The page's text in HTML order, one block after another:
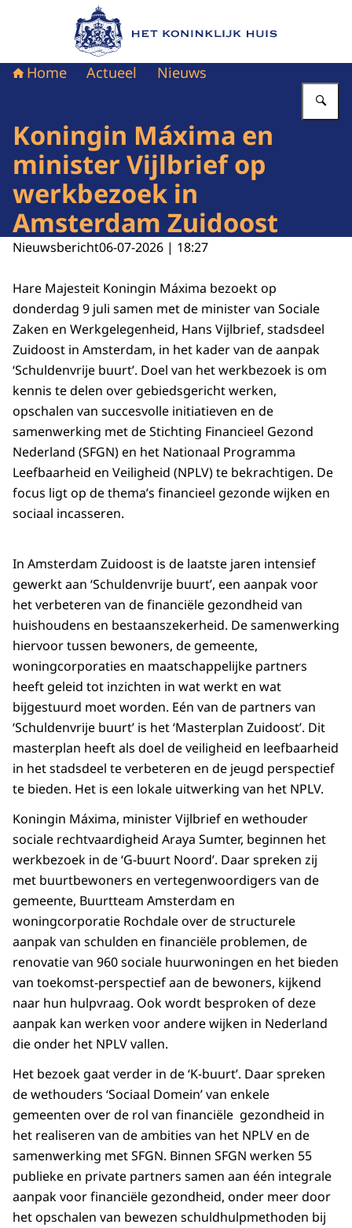
Naar de homepage van Het Koninklijk Huis
Home Actueel Nieuws
Koningin Máxima en
minister Vijlbrief op
werkbezoek in
Amsterdam Zuidoost
Nieuwsbericht06-07-2026 | 18:27
Hare Majesteit Koningin Máxima bezoekt op
donderdag 9 juli samen met de minister van Sociale
Zaken en Werkgelegenheid, Hans Vijlbrief, stadsdeel
Zuidoost in Amsterdam, in het kader van de aanpak
‘Schuldenvrije buurt’. Doel van het werkbezoek is om
kennis te delen over gebiedsgericht werken,
opschalen van succesvolle initiatieven en de
samenwerking met de Stichting Financieel Gezond
Nederland (SFGN) en het Nationaal Programma
Leefbaarheid en Veiligheid (NPLV) te bekrachtigen. De
focus ligt op de thema’s financieel gezonde wijken en
sociaal incasseren.
In Amsterdam Zuidoost is de laatste jaren intensief
gewerkt aan ‘Schuldenvrije buurt’, een aanpak voor
het verbeteren van de financiële gezondheid van
huishoudens en bestaanszekerheid. De samenwerking
hiervoor tussen bewoners, de gemeente,
woningcorporaties en maatschappelijke partners
heeft geleid tot inzichten in wat werkt en wat
bijgestuurd moet worden. Eén van de partners van
‘Schuldenvrije buurt’ is het ‘Masterplan Zuidoost’. Dit
masterplan heeft als doel de veiligheid en leefbaarheid
in het stadsdeel te verbeteren en de jeugd perspectief
te bieden. Het is een lokale uitwerking van het NPLV.
Koningin Máxima, minister Vijlbrief en wethouder
sociale rechtvaardigheid Araya Sumter, beginnen het
werkbezoek in de ‘G-buurt Noord’. Daar spreken zij
met buurtbewoners en vertegenwoordigers van de
gemeente, Buurtteam Amsterdam en
woningcorporatie Rochdale over de structurele
aanpak van schulden en financiële problemen, de
renovatie van 960 sociale huurwoningen en het bieden
van toekomst-perspectief aan de bewoners, kijkend
naar hun hulpvraag. Ook wordt besproken of deze
aanpak kan werken voor andere wijken in Nederland
die onder het NPLV vallen.
Het bezoek gaat verder in de ‘K-buurt’. Daar spreken
de wethouders ‘Sociaal Domein’ van enkele
gemeenten over de rol van financiële gezondheid in
het realiseren van de ambities van het NPLV en de
samenwerking met SFGN. Binnen SFGN werken 55
publieke en private partners samen aan één integrale
aanpak voor financiële gezondheid, onder meer door
het opschalen van bewezen schuldhulpmethoden bij